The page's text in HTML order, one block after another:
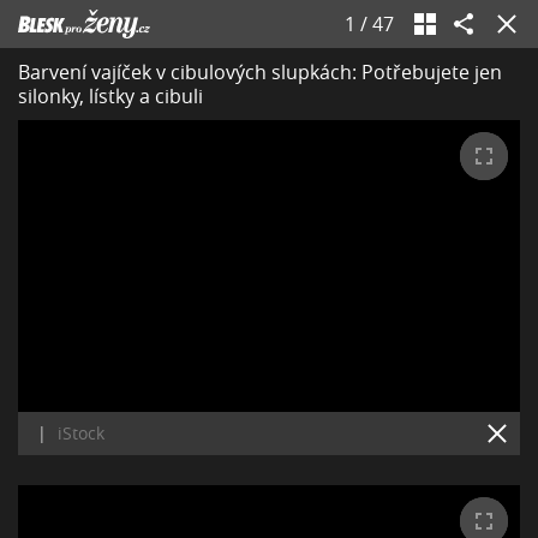
1 /47
Barvení vajíček v cibulových slupkách: Potřebujete jen
silonky, lístky a cibuli
| iStock